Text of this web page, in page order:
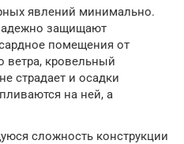
явлений минимально.
защищают
помещения от
ветра, кровельный
страдает и осадки
на ней, а
сложность конструкции